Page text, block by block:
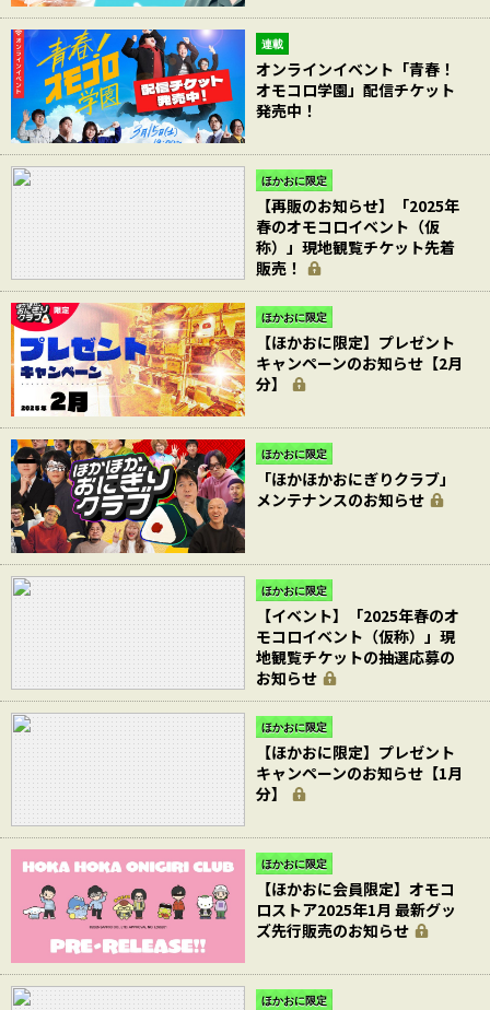
連載
オンラインイベント「青春！
オモコロ学園」配信チケット
発売中！
ほかおに限定
【再販のお知らせ】「2025年
春のオモコロイベント（仮
称）」現地観覧チケット先着
販売！
ほかおに限定
【ほかおに限定】プレゼント
キャンペーンのお知らせ【2月
分】
ほかおに限定
「ほかほかおにぎりクラブ」
メンテナンスのお知らせ
ほかおに限定
【イベント】「2025年春のオ
モコロイベント（仮称）」現
地観覧チケットの抽選応募の
お知らせ
ほかおに限定
【ほかおに限定】プレゼント
キャンペーンのお知らせ【1月
分】
ほかおに限定
【ほかおに会員限定】オモコ
ロストア2025年1月 最新グッ
ズ先行販売のお知らせ
ほかおに限定